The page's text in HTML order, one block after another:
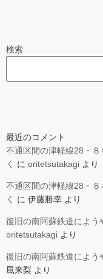
検索
最近のコメント
不通区間の津軽線28・
く
に oritetsutakagi より
不通区間の津軽線28・
く
に 伊藤勝幸 より
復旧の南阿蘇鉄道によう
oritetsutakagi より
復旧の南阿蘇鉄道によう
風来梨 より